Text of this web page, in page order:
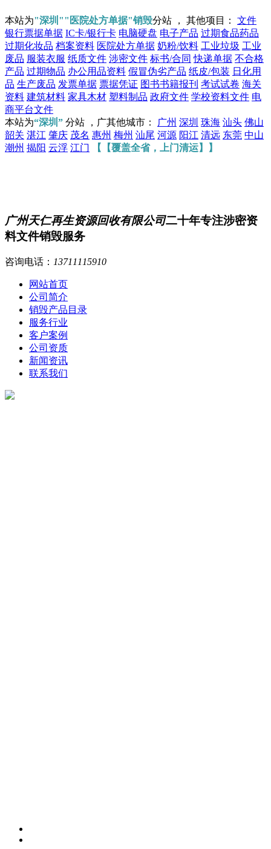
本站为"深圳""医院处方单据"销毁分站 ， 其他项目： 文件
银行票据单据 IC卡/银行卡 电脑硬盘 电子产品 过期食品药品
过期化妆品 档案资料 医院处方单据 奶粉/饮料 工业垃圾 工业
废品 服装衣服 纸质文件 涉密文件 标书/合同 快递单据 不合格
产品 过期物品 办公用品资料 假冒伪劣产品 纸皮/包装 日化用
品 生产废品 发票单据 票据凭证 图书书籍报刊 考试试卷 海关
资料 建筑材料 家具木材 塑料制品 政府文件 学校资料文件 电
商平台文件
本站为“深圳” 分站 ，广其他城市： 广州 深圳 珠海 汕头 佛山
韶关 湛江 肇庆 茂名 惠州 梅州 汕尾 河源 阳江 清远 东莞 中山
潮州 揭阳 云浮 江门 【【覆盖全省，上门清运】】
广州天仁再生资源回收有限公司二十年专注涉密资
料文件销毁服务
咨询电话： 13711115910
网站首页
公司简介
销毁产品目录
服务行业
客户案例
公司资质
新闻资讯
联系我们